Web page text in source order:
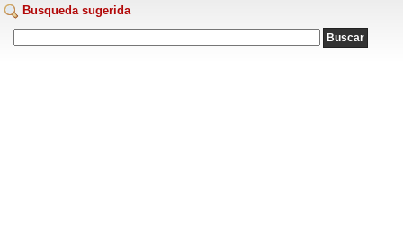
Busqueda sugerida